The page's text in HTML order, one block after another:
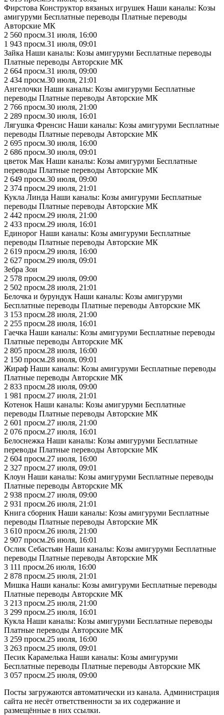
Фирстова Конструктор вязаных игрушек Наши каналы: Козы
амигуруми Бесплатные переводы Платные переводы
Авторские МК
2 560 просм.31 июля, 16:00
1 943 просм.31 июля, 09:01
Зайка Наши каналы: Козы амигуруми Бесплатные переводы
Платные переводы Авторские МК
2 664 просм.31 июля, 09:00
2 434 просм.30 июля, 21:01
Ангелочки Наши каналы: Козы амигуруми Бесплатные
переводы Платные переводы Авторские МК
2 766 просм.30 июля, 21:00
2 289 просм.30 июля, 16:01
Лягушка Френсис Наши каналы: Козы амигуруми Бесплатные
переводы Платные переводы Авторские МК
2 695 просм.30 июля, 16:00
2 686 просм.30 июля, 09:01
цветок Мак Наши каналы: Козы амигуруми Бесплатные
переводы Платные переводы Авторские МК
2 649 просм.30 июля, 09:00
2 374 просм.29 июля, 21:01
Кукла Линда Наши каналы: Козы амигуруми Бесплатные
переводы Платные переводы Авторские МК
2 442 просм.29 июля, 21:00
2 433 просм.29 июля, 16:01
Единорог Наши каналы: Козы амигуруми Бесплатные
переводы Платные переводы Авторские МК
2 619 просм.29 июля, 16:00
2 627 просм.29 июля, 09:01
Зебра Зои
2 578 просм.29 июля, 09:00
2 502 просм.28 июля, 21:01
Белочка и бурундук Наши каналы: Козы амигуруми
Бесплатные переводы Платные переводы Авторские МК
3 153 просм.28 июля, 21:00
2 255 просм.28 июля, 16:01
Гаечка Наши каналы: Козы амигуруми Бесплатные переводы
Платные переводы Авторские МК
2 805 просм.28 июля, 16:00
2 150 просм.28 июля, 09:01
Жираф Наши каналы: Козы амигуруми Бесплатные переводы
Платные переводы Авторские МК
2 833 просм.28 июля, 09:00
1 981 просм.27 июля, 21:01
Котенок Наши каналы: Козы амигуруми Бесплатные
переводы Платные переводы Авторские МК
2 601 просм.27 июля, 21:00
2 076 просм.27 июля, 16:01
Белоснежка Наши каналы: Козы амигуруми Бесплатные
переводы Платные переводы Авторские МК
2 604 просм.27 июля, 16:00
2 327 просм.27 июля, 09:01
Клоун Наши каналы: Козы амигуруми Бесплатные переводы
Платные переводы Авторские МК
2 938 просм.27 июля, 09:00
2 931 просм.26 июля, 21:01
Книга сборник Наши каналы: Козы амигуруми Бесплатные
переводы Платные переводы Авторские МК
3 610 просм.26 июля, 21:00
2 907 просм.26 июля, 16:01
Ослик Себастьян Наши каналы: Козы амигуруми Бесплатные
переводы Платные переводы Авторские МК
3 111 просм.26 июля, 16:00
2 878 просм.25 июля, 21:01
Мишка Наши каналы: Козы амигуруми Бесплатные переводы
Платные переводы Авторские МК
3 213 просм.25 июля, 21:00
3 299 просм.25 июля, 16:01
Кукла Наши каналы: Козы амигуруми Бесплатные переводы
Платные переводы Авторские МК
3 259 просм.25 июля, 16:00
3 263 просм.25 июля, 09:01
Песик Карамелька Наши каналы: Козы амигуруми
Бесплатные переводы Платные переводы Авторские МК
3 057 просм.25 июля, 09:00
Посты загружаются автоматически из канала. Администрация
сайта не несёт ответственности за их содержание и
размещённые в них ссылки.